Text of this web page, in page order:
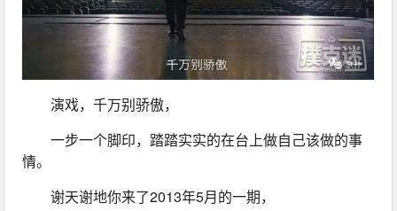
演戏，千万别骄傲，
一步一个脚印，踏踏实实的在台上做自己该做的事
情。
谢天谢地你来了2013年5月的一期，